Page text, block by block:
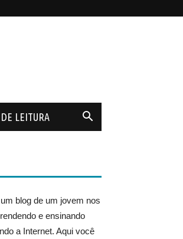
LEITURA
blog de um jovem nos
e ensinando
a Internet. Aqui você